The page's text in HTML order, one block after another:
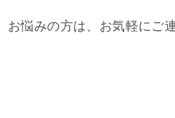
お悩みの方は、お気軽にご